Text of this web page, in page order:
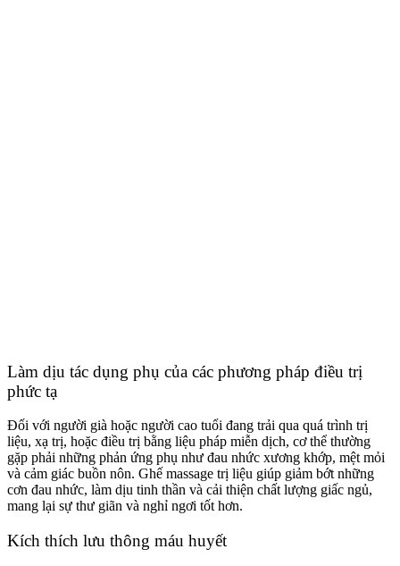
Làm dịu tác dụng phụ của các phương pháp điều trị
phức tạ
Đối với người già hoặc người cao tuổi đang trải qua quá trình trị
liệu, xạ trị, hoặc điều trị bằng liệu pháp miễn dịch, cơ thể thường
gặp phải những phản ứng phụ như đau nhức xương khớp, mệt mỏi
và cảm giác buồn nôn. Ghế massage trị liệu giúp giảm bớt những
cơn đau nhức, làm dịu tinh thần và cải thiện chất lượng giấc ngủ,
mang lại sự thư giãn và nghỉ ngơi tốt hơn.
Kích thích lưu thông máu huyết